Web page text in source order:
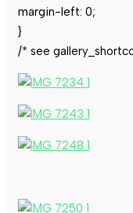
margin-left: 0;
}
/* see